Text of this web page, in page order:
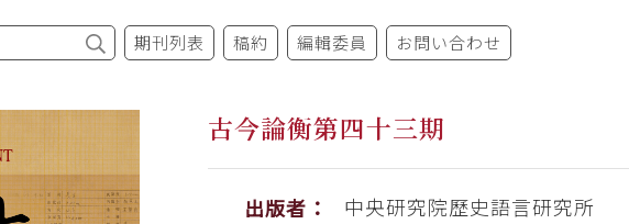
期刊列表 稿約 編輯委員 お問い合わせ
古今論衡第四十三期
出版者：
中央研究院歷史語言研究所